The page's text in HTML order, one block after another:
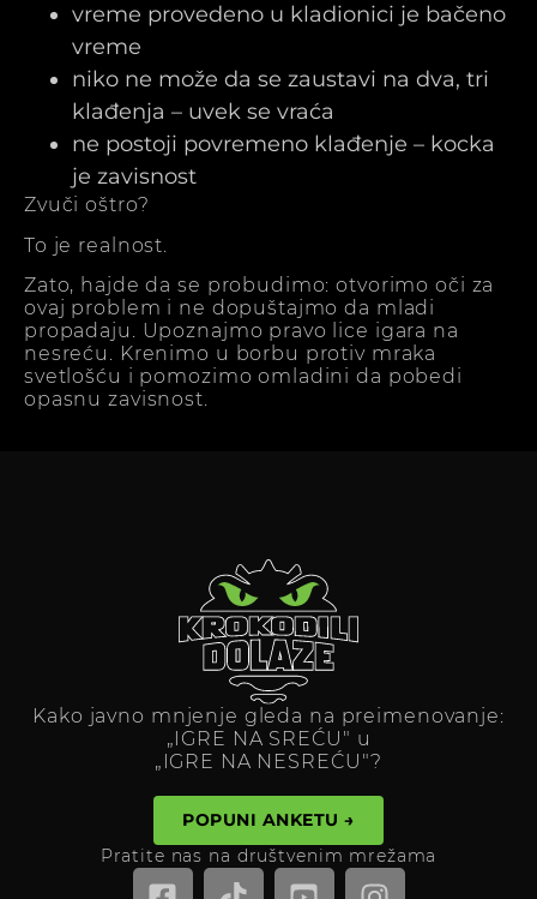
vreme provedeno u kladionici je bačeno
vreme
niko ne može da se zaustavi na dva, tri
klađenja – uvek se vraća
ne postoji povremeno klađenje – kocka
je zavisnost
Zvuči oštro?
To je realnost.
Zato, hajde da se probudimo: otvorimo oči za
ovaj problem i ne dopuštajmo da mladi
propadaju. Upoznajmo pravo lice igara na
nesreću. Krenimo u borbu protiv mraka
svetlošću i pomozimo omladini da pobedi
opasnu zavisnost.
Kako javno mnjenje gleda na preimenovanje:
„IGRE NA SREĆU" u
„IGRE NA NESREĆU"?
POPUNI ANKETU →
Pratite nas na društvenim mrežama